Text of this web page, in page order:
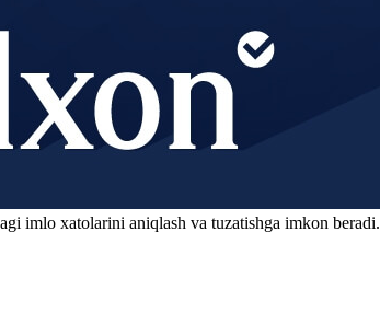
imlo xatolarini aniqlash va tuzatishga imkon beradi.